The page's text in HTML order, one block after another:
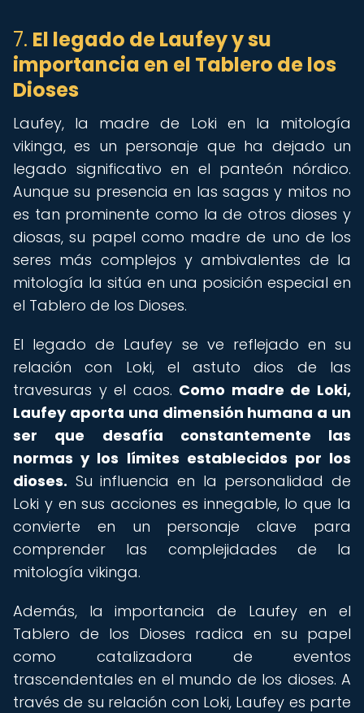
7. El legado de Laufey y su
importancia en el Tablero de los
Dioses
Laufey, la madre de Loki en la mitología
vikinga, es un personaje que ha dejado un
legado significativo en el panteón nórdico.
Aunque su presencia en las sagas y mitos no
es tan prominente como la de otros dioses y
diosas, su papel como madre de uno de los
seres más complejos y ambivalentes de la
mitología la sitúa en una posición especial en
el Tablero de los Dioses.
El legado de Laufey se ve reflejado en su
relación con Loki, el astuto dios de las
travesuras y el caos. Como madre de Loki,
Laufey aporta una dimensión humana a un
ser que desafía constantemente las
normas y los límites establecidos por los
dioses. Su influencia en la personalidad de
Loki y en sus acciones es innegable, lo que la
convierte en un personaje clave para
comprender las complejidades de la
mitología vikinga.
Además, la importancia de Laufey en el
Tablero de los Dioses radica en su papel
como catalizadora de eventos
trascendentales en el mundo de los dioses. A
través de su relación con Loki, Laufey es parte